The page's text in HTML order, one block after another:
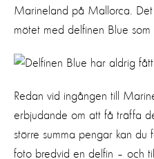
Marineland på Mallorca.
mötet med delfinen Blue som
Redan vid ingången till
erbjudande om att få träffa
större summa pengar kan
foto bredvid en delfin – och